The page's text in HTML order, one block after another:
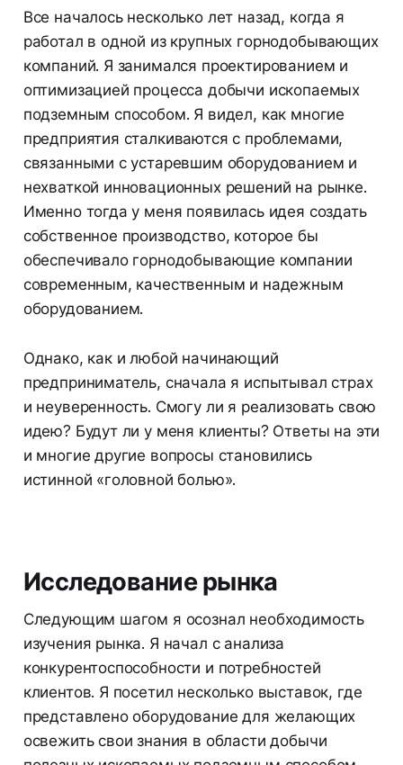
Все началось несколько лет назад, когда я
работал в одной из крупных горнодобывающих
компаний. Я занимался проектированием и
оптимизацией процесса добычи ископаемых
подземным способом. Я видел, как многие
предприятия сталкиваются с проблемами,
связанными с устаревшим оборудованием и
нехваткой инновационных решений на рынке.
Именно тогда у меня появилась идея создать
собственное производство, которое бы
обеспечивало горнодобывающие компании
современным, качественным и надежным
оборудованием.
Однако, как и любой начинающий
предприниматель, сначала я испытывал страх
и неуверенность. Смогу ли я реализовать свою
идею? Будут ли у меня клиенты? Ответы на эти
и многие другие вопросы становились
истинной «головной болью».
Исследование рынка
Следующим шагом я осознал необходимость
изучения рынка. Я начал с анализа
конкурентоспособности и потребностей
клиентов. Я посетил несколько выставок, где
представлено оборудование для желающих
освежить свои знания в области добычи